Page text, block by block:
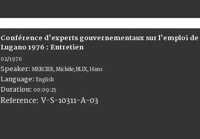
Conférence d'experts gouvernementaux sur l'emploi
Lugano 1976 : Entretien
02/1976
Speaker:MERCIER, Michèle; BLIX, Hans
Language:English
Duration: 00:09:25
Reference:V-S-10311-A-03